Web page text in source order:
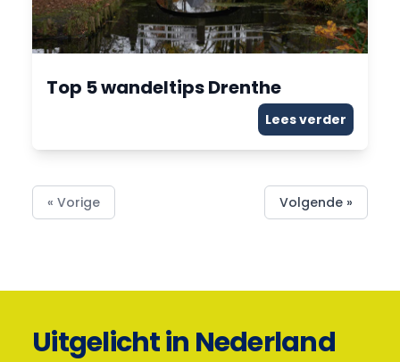
Top 5 wandeltips Drenthe
Lees verder
« Vorige Volgende »
Uitgelicht in Nederland